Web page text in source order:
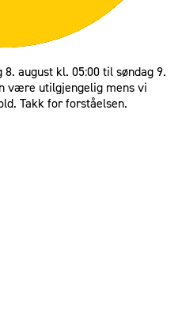
august kl. 05:00 til søndag 9.
være utilgjengelig mens vi
Takk for forståelsen.